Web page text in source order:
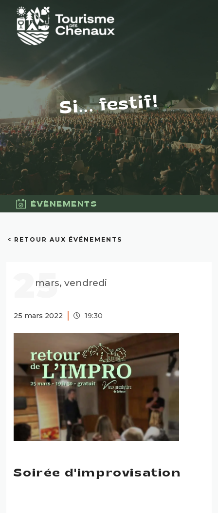
Si... festif!
ÉVÈNEMENTS
< RETOUR AUX ÉVÉNEMENTS
25
mars, vendredi
25 mars 2022 19:30
Soirée d'improvisation